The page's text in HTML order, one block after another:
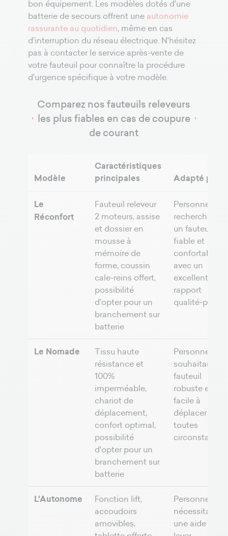
bon équipement. Les modèles dotés d'une
batterie de secours offrent une autonomie
rassurante au quotidien, même en cas
d'interruption du réseau électrique. N'hésitez
pas à contacter le service après-vente de
votre fauteuil pour connaître la procédure
d'urgence spécifique à votre modèle.
Comparez nos fauteuils releveurs
les plus fiables en cas de coupure
de courant
Modèle
Caractéristiques
principales
Adapté pour
Le
Réconfort
Fauteuil releveur
2 moteurs, assise
et dossier en
mousse à
mémoire de
forme, coussin
cale-reins offert,
possibilité
d'opter pour un
branchement sur
batterie
Personnes
recherchant
un fauteuil
fiable et
confortable
avec un
excellent
rapport
qualité-prix
Le Nomade
Tissu haute
résistance et
100%
imperméable,
chariot de
déplacement,
confort optimal,
possibilité
d'opter pour un
branchement sur
batterie
Personnes
souhaitant un
fauteuil
robuste et
facile à
déplacer en
toutes
circonstances
L'Autonome
Fonction lift,
accoudoirs
amovibles,
Personnes
nécessitant
une aide au